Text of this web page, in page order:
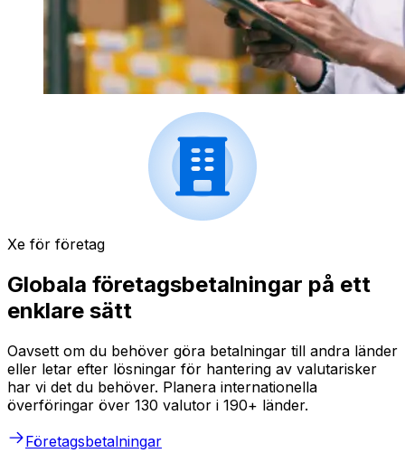
Xe för företag
Globala företagsbetalningar på ett
enklare sätt
Oavsett om du behöver göra betalningar till andra länder
eller letar efter lösningar för hantering av valutarisker
har vi det du behöver. Planera internationella
överföringar över 130 valutor i 190+ länder.
Företagsbetalningar